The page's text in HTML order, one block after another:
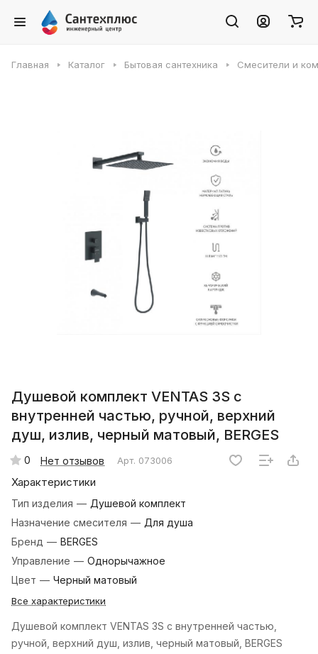
Главная Каталог Бытовая сантехника Смесители и
Душевой комплект VENTAS 3S с
внутренней частью, ручной, верхний
душ, излив, черный матовый, BERGES
0 Нет отзывов Арт. 073006
Характеристики
Тип изделия — Душевой комплект
Назначение смесителя — Для душа
Бренд — BERGES
Управление — Однорычажное
Цвет — Черный матовый
Все характеристики
Душевой комплект VENTAS 3S с внутренней частью,
ручной, верхний душ, излив, черный матовый, BERGES